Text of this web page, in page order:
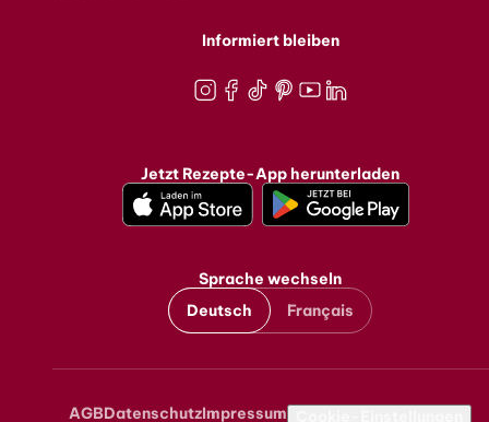
Informiert bleiben
Jetzt Rezepte-App herunterladen
Sprache wechseln
Deutsch
Français
AGBDatenschutzImpressum